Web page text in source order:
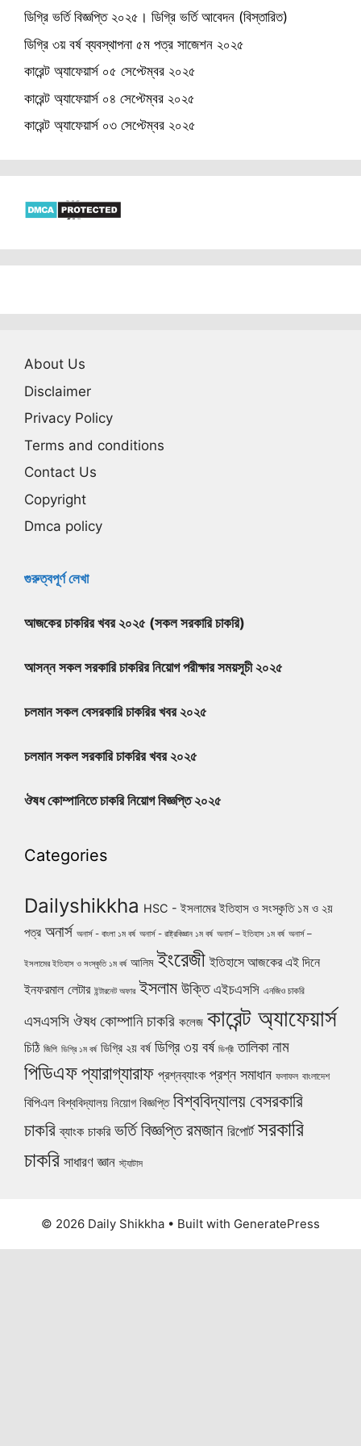
ডিগ্রি ভর্তি বিজ্ঞপ্তি ২০২৫। ডিগ্রি ভর্তি আবেদন (বিস্তারিত)
ডিগ্রি ৩য় বর্ষ ব্যবস্থাপনা ৫ম পত্র সাজেশন ২০২৫
কারেন্ট অ্যাফেয়ার্স ০৫ সেপ্টেম্বর ২০২৫
কারেন্ট অ্যাফেয়ার্স ০৪ সেপ্টেম্বর ২০২৫
কারেন্ট অ্যাফেয়ার্স ০৩ সেপ্টেম্বর ২০২৫
About Us
Disclaimer
Privacy Policy
Terms and conditions
Contact Us
Copyright
Dmca policy
গুরুত্বপূর্ণ লেখা
আজকের চাকরির খবর ২০২৫ (সকল সরকারি চাকরি)
আসন্ন সকল সরকারি চাকরির নিয়োগ পরীক্ষার সময়সূচী ২০২৫
চলমান সকল বেসরকারি চাকরির খবর ২০২৫
চলমান সকল সরকারি চাকরির খবর ২০২৫
ঔষধ কোম্পানিতে চাকরি নিয়োগ বিজ্ঞপ্তি ২০২৫
Categories
Dailyshikkha HSC - ইসলামের ইতিহাস ও সংস্কৃতি ১ম ও ২য়
পত্র অনার্স অনার্স - বাংলা ১ম বর্ষ অনার্স - রাষ্ট্রবিজ্ঞান ১ম বর্ষ অনার্স – ইতিহাস ১ম বর্ষ অনার্স –
ইসলামের ইতিহাস ও সংস্কৃতি ১ম বর্ষ আলিম ইংরেজী ইতিহাসে আজকের এই দিনে
ইনফরমাল লেটার ইন্টারনেট অফার ইসলাম উক্তি এইচএসসি এনজিও চাকরি
এসএসসি ঔষধ কোম্পানি চাকরি কলেজ কারেন্ট অ্যাফেয়ার্স
চিঠি জিপি ডিগ্রি ১ম বর্ষ ডিগ্রি ২য় বর্ষ ডিগ্রি ৩য় বর্ষ ডিগ্রী তালিকা নাম
পিডিএফপ্যারাগ্যারাফ প্রশ্নব্যাংক প্রশ্ন সমাধান ফলাফল বাংলাদেশ
বিপিএল বিশ্ববিদ্যালয় নিয়োগ বিজ্ঞপ্তি বিশ্ববিদ্যালয়বেসরকারি
চাকরি ব্যাংক চাকরি ভর্তি বিজ্ঞপ্তিরমজান রিপোর্ট সরকারি
চাকরি সাধারণ জ্ঞান স্ট্যাটাস
© 2026 Daily Shikkha • Built with GeneratePress